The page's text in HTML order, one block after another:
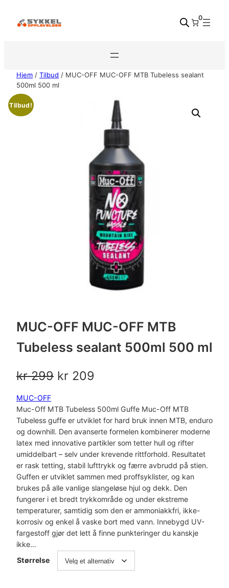
0
Hjem / Tilbud / MUC-OFF MUC-OFF MTB Tubeless sealant
500ml 500 ml
Tilbud!
MUC-OFF MUC-OFF MTB
Tubeless sealant 500ml 500 ml
kr299 O
p
r
i
n
n
e
l
kr 209
v
æ
r
e
n
d
e
r
MUC-OFF
Muc-Off MTB Tubeless 500ml Guffe Muc-Off MTB
Tubeless guffe er utviklet for hard bruk innen MTB, enduro
og downhill. Den avanserte formelen kombinerer moderne
latex med innovative partikler som tetter hull og rifter
umiddelbart – selv under krevende rittforhold. Resultatet
er rask tetting, stabil lufttrykk og færre avbrudd på stien.
Guffen er utviklet sammen med proffsyklister, og kan
brukes på alle vanlige slangeløse hjul og dekk. Den
fungerer i et bredt trykkområde og under ekstreme
temperaturer, samtidig som den er ammoniakkfri, ikke-
korrosiv og enkel å vaske bort med vann. Innebygd UV-
fargestoff gjør det lett å finne punkteringer du kanskje
ikke…
Størrelse